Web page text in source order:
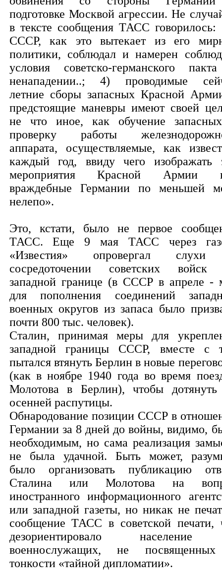
подготовке Москвой агрессии. Не
в тексте сообщения ТАСС говорилось:
СССР, как это вытекает из его
политики, соблюдал и намерен
условия советско-германского
ненападении..; 4) проводимые
летние сборы запасных Красной
предстоящие маневры имеют своей
не что иное, как обучение
проверку работы
аппарата, осуществляемые, как
каждый год, ввиду чего изображать
мероприятия Красной Армии
враждебные Германии по меньшей
нелепо».
Это, кстати, было не первое
ТАСС. Еще 9 мая ТАСС через
«Известия» опровергал
сосредоточении советских войск
западной границе (в СССР в апреле -
для пополнения соединений
военных округов из запаса было
почти 800 тыс. человек).
Сталин, принимая меры для
западной границы СССР, вместе с
пытался втянуть Берлин в новые
(как в ноябре 1940 года во время
Молотова в Берлин), чтобы
осенней распутицы.
Обнародование позиции СССР в
Германии за 8 дней до войны, видимо,
необходимым, но сама реализация
не была удачной. Быть может,
было организовать публикацию
Сталина или Молотова на
иностранного информационного
или западной газеты, но никак не
сообщение ТАСС в советской печати,
дезориентировало
военнослужащих, не
тонкости «тайной дипломатии».